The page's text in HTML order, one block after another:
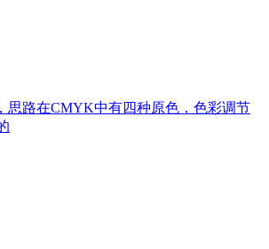
思路在CMYK中有四种原色，色彩调节